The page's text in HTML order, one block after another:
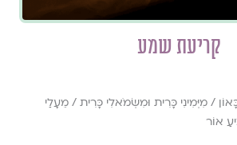
קריעת שמע
/ מִיְּמִינִי כָּרִית וּמִשְּׂמֹאלִי כָּרִית / מֵעָלַי
אוֹר